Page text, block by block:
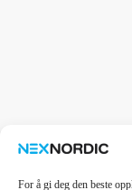
For å gi deg den beste